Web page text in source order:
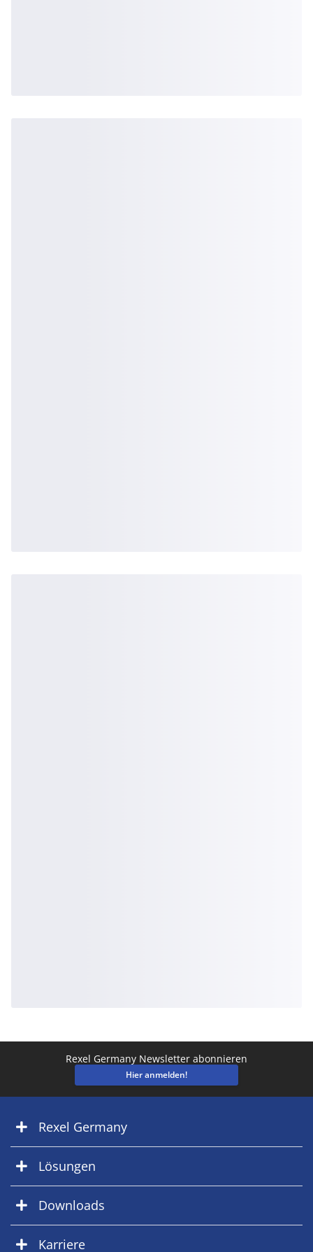
Rexel Germany Newsletter abonnieren
Hier anmelden!
Rexel Germany
Lösungen
Downloads
Karriere